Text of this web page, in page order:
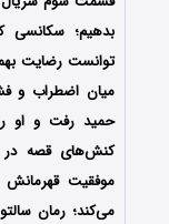
بدهیم؛ سکانسی
توانست رضایت
میان اضطراب و
حمید رفت و او
کنش‌های قصه در
موفقیت قهرمانش
می‌کند؛ رمان